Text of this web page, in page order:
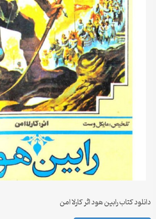
دانلود کتاب رابین هود اثر کارلا امن